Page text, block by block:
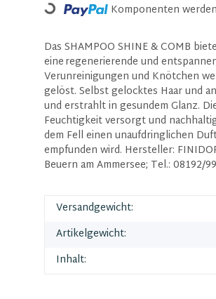
Loading... Komponenten
Das SHAMPOO SHINE & COMB
eine regenerierende und
Verunreinigungen und Knötchen
gelöst. Selbst gelocktes Haar und
und erstrahlt in gesundem Glanz.
Feuchtigkeit versorgt und
dem Fell einen unaufdringlichen
empfunden wird. Hersteller:
Beuern am Ammersee; Tel.: 08192/
Versandgewicht:
Artikelgewicht:
Inhalt: